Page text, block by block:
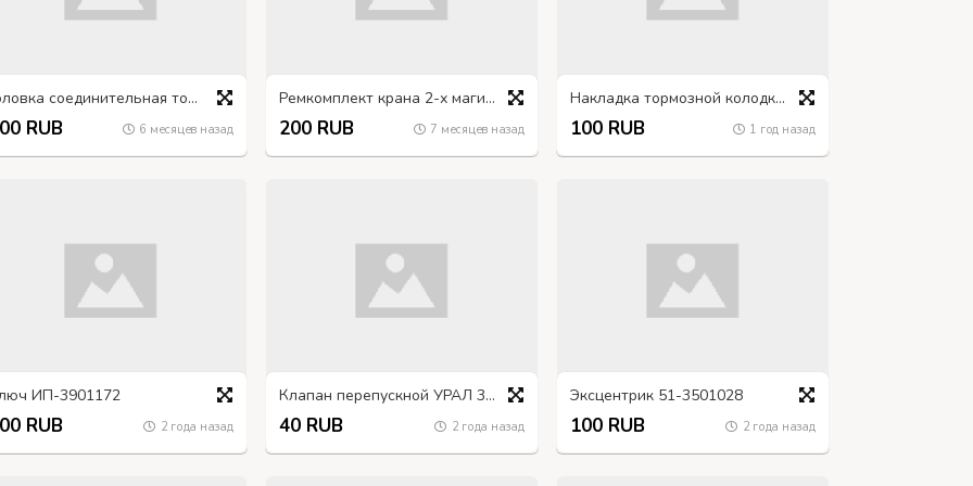
Головка соединительная тормозной системы прицепа (старого образца, металлическая)
RUB 6 месяцев назад
Ремкомплект крана 2-х магистрального пневматического ЗИЛ, КАМАЗ
200 RUB 7 месяцев назад
Накладка тормозной колодки ГАЗ-66
100 RUB 1 год назад
ИП-3901172
RUB 2 года назад
Клапан перепускной УРАЛ 375-3501048
40 RUB 2 года назад
Эксцентрик 51-3501028
100 RUB 2 года назад